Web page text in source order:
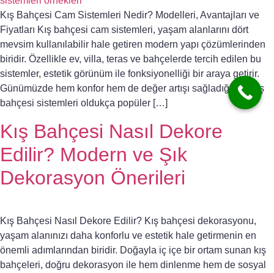
Kış Bahçesi Cam Sistemleri Nedir? Modelleri, Avantajları ve
Fiyatları Kış bahçesi cam sistemleri, yaşam alanlarını dört
mevsim kullanılabilir hale getiren modern yapı çözümlerinden
biridir. Özellikle ev, villa, teras ve bahçelerde tercih edilen bu
sistemler, estetik görünüm ile fonksiyonelliği bir araya getirir.
Günümüzde hem konfor hem de değer artışı sağladığı için kış
bahçesi sistemleri oldukça popüler […]
Kış Bahçesi Nasıl Dekore
Edilir? Modern ve Şık
Dekorasyon Önerileri
Kış Bahçesi Nasıl Dekore Edilir? Kış bahçesi dekorasyonu,
yaşam alanınızı daha konforlu ve estetik hale getirmenin en
önemli adımlarından biridir. Doğayla iç içe bir ortam sunan kış
bahçeleri, doğru dekorasyon ile hem dinlenme hem de sosyal